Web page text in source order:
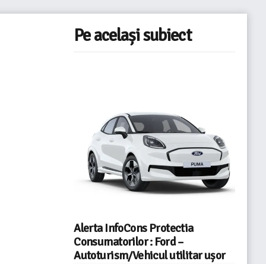
Pe același subiect
Alerta InfoCons Protectia
Consumatorilor : Ford –
Autoturism/Vehicul utilitar ușor